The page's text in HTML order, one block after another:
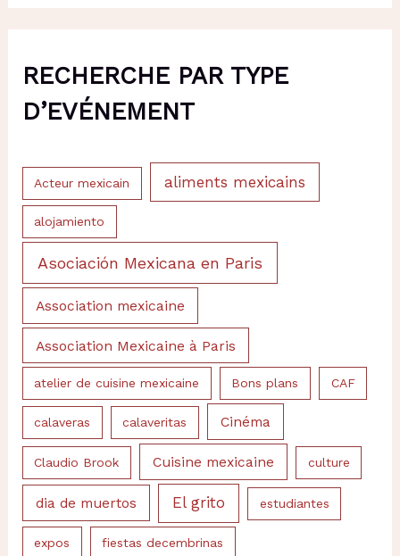
RECHERCHE PAR TYPE
D’EVÉNEMENT
Acteur mexicain aliments mexicains
alojamiento
Asociación Mexicana en Paris
Association mexicaine
Association Mexicaine à Paris
atelier de cuisine mexicaine Bons plans CAF
calaveras calaveritas Cinéma
Claudio Brook Cuisine mexicaine culture
dia de muertos El grito estudiantes
expos fiestas decembrinas